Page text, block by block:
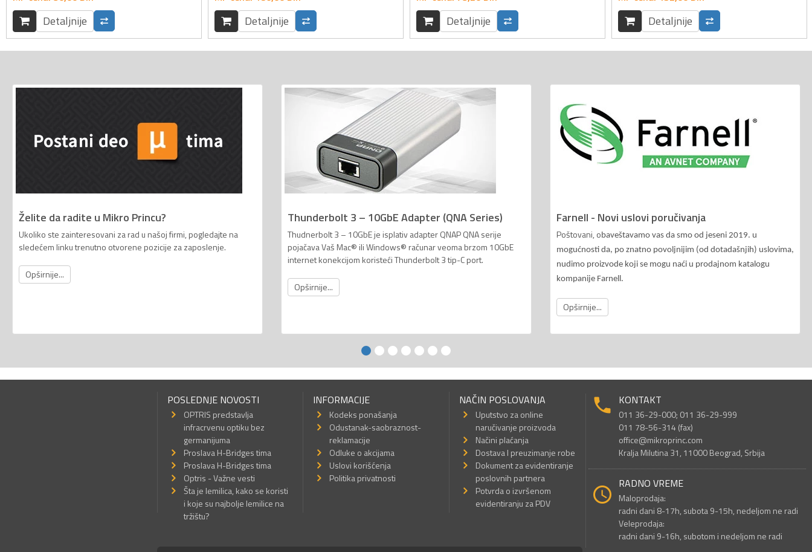
Detaljnije Detaljnije Detaljnije Detaljnije
Želite da radite u Mikro Princu?
Ukoliko ste zainteresovani za rad u našoj firmi, pogledajte na
sledećem linku trenutno otvorene pozicije za zaposlenje.
Opširnije...
Thunderbolt 3 – 10GbE Adapter (QNA Series)
Thudnerbolt 3 – 10GbE je isplativ adapter QNAP QNA serije
pojačava Vaš Mac® ili Windows® računar veoma brzom 10GbE
internet konekcijom koristeći Thunderbolt 3 tip-C port.
Opširnije...
Farnell - Novi uslovi poručivanja
Poštovani, o baveštavamo vas da smo od jeseni 2019. u
mogućnosti da, po znatno povoljnijim (od dotadašnjih) uslovima,
nudimo proizvode koji se mogu naći u prodajnom katalogu
kompanije Farnell.
Opširnije...
POSLEDNJE NOVOSTI
OPTRIS predstavlja
infracrvenu optiku bez
germanijuma
Proslava H-Bridges tima
Proslava H-Bridges tima
Optris - Važne vesti
Šta je lemilica, kako se koristi
i koje su najbolje lemilice na
tržištu?
INFORMACIJE
Kodeks ponašanja
Odustanak-saobraznost-
reklamacije
Odluke o akcijama
Uslovi korišćenja
Politika privatnosti
NAČIN POSLOVANJA
Uputstvo za online
naručivanje proizvoda
Načini plaćanja
Dostava I preuzimanje robe
Dokument za evidentiranje
poslovnih partnera
Potvrda o izvršenom
evidentiranju za PDV
KONTAKT
011 36-29-000; 011 36-29-999
011 78-56-314 (fax)
office@mikroprinc.com
Kralja Milutina 31, 11000 Beograd, Srbija
RADNO VREME
Maloprodaja:
radni dani 8-17h, subota 9-15h, nedeljom ne radi
Veleprodaja:
radni dani 9-16h, subotom i nedeljom ne radi